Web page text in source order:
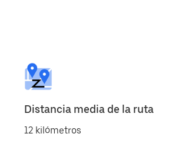
Distancia media de la ruta
12 kilómetros